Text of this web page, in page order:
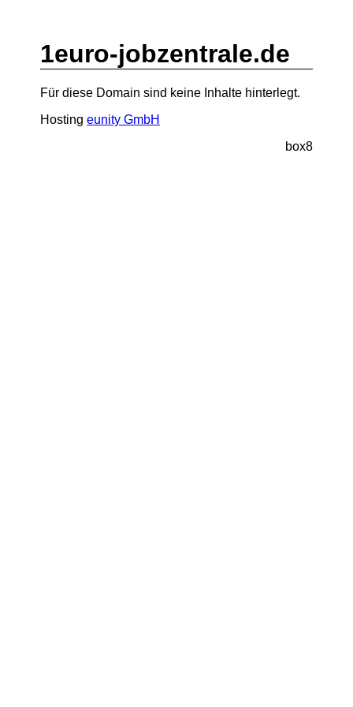
1euro-jobzentrale.de
Für diese Domain sind keine Inhalte hinterlegt.
Hostingeunity GmbH
box8